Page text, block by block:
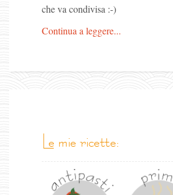
che va condivisa :-)
Continua a leggere...
le mie ricette: